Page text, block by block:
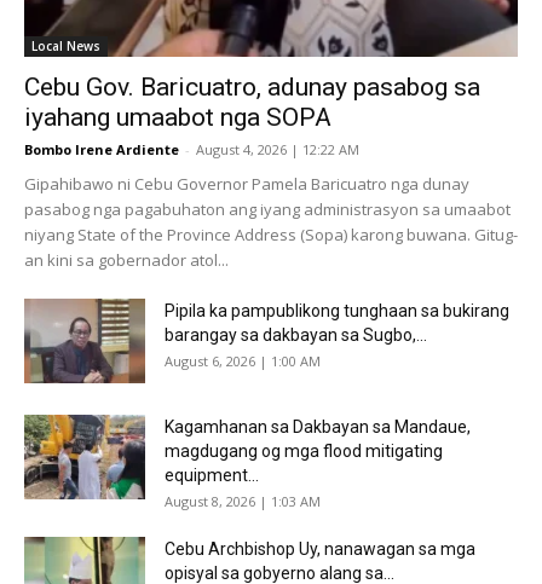
Local News
Cebu Gov. Baricuatro, adunay pasabog sa
iyahang umaabot nga SOPA
Bombo Irene Ardiente - August 4, 2026 | 12:22 AM
Gipahibawo ni Cebu Governor Pamela Baricuatro nga dunay
pasabog nga pagabuhaton ang iyang administrasyon sa umaabot
niyang State of the Province Address (Sopa) karong buwana. Gitug-
an kini sa gobernador atol...
Pipila ka pampublikong tunghaan sa bukirang
barangay sa dakbayan sa Sugbo,...
August 6, 2026 | 1:00 AM
Kagamhanan sa Dakbayan sa Mandaue,
magdugang og mga flood mitigating
equipment...
August 8, 2026 | 1:03 AM
Cebu Archbishop Uy, nanawagan sa mga
opisyal sa gobyerno alang sa...